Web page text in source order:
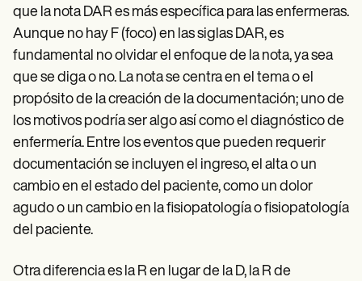
que la nota DAR es más específica para las enfermeras.
Aunque no hay F (foco) en las siglas DAR, es
fundamental no olvidar el enfoque de la nota, ya sea
que se diga o no. La nota se centra en el tema o el
propósito de la creación de la documentación; uno de
los motivos podría ser algo así como el diagnóstico de
enfermería. Entre los eventos que pueden requerir
documentación se incluyen el ingreso, el alta o un
cambio en el estado del paciente, como un dolor
agudo o un cambio en la fisiopatología o fisiopatología
del paciente.
Otra diferencia es la R en lugar de la D, la R de